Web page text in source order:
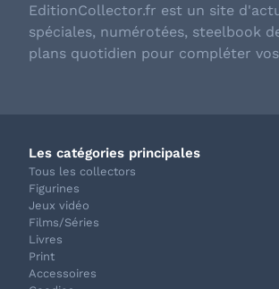
EditionCollector.fr est un site
spéciales, numérotées, steelbook
plans quotidien pour compléter
Les catégories principales
Tous les collectors
Figurines
Jeux vidéo
Films/Séries
Livres
Print
Accessoires